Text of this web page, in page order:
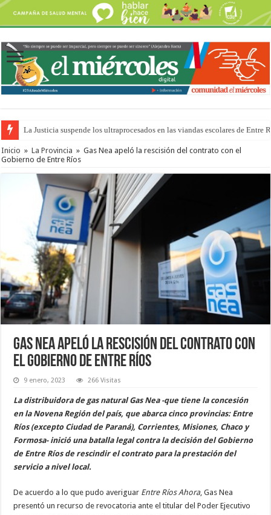
La Justicia suspende los ultraprocesados en las viandas escolares de Entre
Se presentará la obra “La Runfla de los Macanos”
Inicio » La Provincia » Gas Nea apeló la rescisión del contrato con el
Gobierno de Entre Ríos
Gas Nea apeló la rescisión del contrato con
el Gobierno de Entre Ríos
9 enero, 2023 266 Visitas
La distribuidora de gas natural Gas Nea -que tiene la concesión
en la Novena Región del país, que abarca cinco provincias: Entre
Ríos (excepto Ciudad de Paraná), Corrientes, Misiones, Chaco y
Formosa- inició una batalla legal contra la decisión del Gobierno
de Entre Ríos de rescindir el contrato para la prestación del
servicio a nivel local.
De acuerdo a lo que pudo averiguar Entre Ríos Ahora, Gas Nea
presentó un recurso de revocatoria ante el titular del Poder Ejecutivo